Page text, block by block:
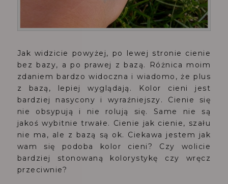
Jak widzicie powyżej, po lewej stronie cienie
bez bazy, a po prawej z bazą. Różnica moim
zdaniem bardzo widoczna i wiadomo, że plus
z bazą, lepiej wyglądają. Kolor cieni jest
bardziej nasycony i wyraźniejszy. Cienie się
nie obsypują i nie rolują się. Same nie są
jakoś wybitnie trwałe. Cienie jak cienie, szału
nie ma, ale z bazą są ok. Ciekawa jestem jak
wam się podoba kolor cieni? Czy wolicie
bardziej stonowaną kolorystykę czy wręcz
przeciwnie?